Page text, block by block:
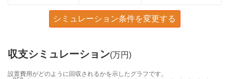
シミュレーション条件を変更する
収支シミュレーション(万円)
設置費用がどのように回収されるかを示したグラフです。